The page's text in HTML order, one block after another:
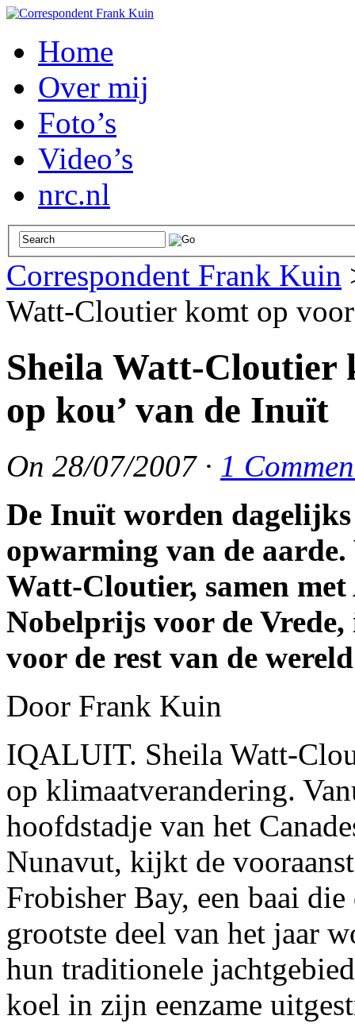
Home
Over mij
Foto’s
Video’s
nrc.nl
Correspondent Frank Kuin
Watt-Cloutier komt op
Sheila Watt-Cloutier
op kou’ van de Inuït
On 28/07/2007· 1
De Inuït worden
opwarming van de
Watt-Cloutier, samen
Nobelprijs voor de
voor de rest van de
Door Frank Kuin
IQALUIT. Sheila Watt-
op klimaatverandering.
hoofdstadje van het
Nunavut, kijkt de
Frobisher Bay, een baai
grootste deel van het jaar
hun traditionele
koel in zijn eenzame